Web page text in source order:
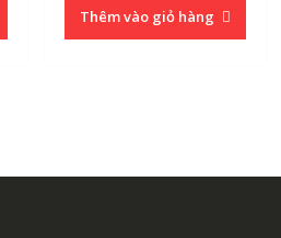
là:
3.280.000 ₫.
Thêm vào giỏ hàng